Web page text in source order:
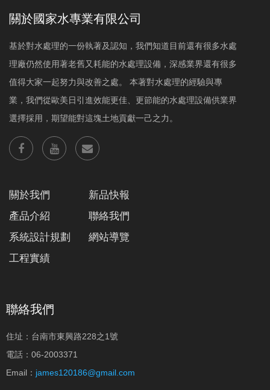
關於國家水專業有限公司
基於對水處理的一份執著及認知，我們知道目前還有很多水處
理廠仍然使用著老舊又耗能的水處理設備，深感業界還有很多
值得大家一起努力與改善之處。 本著對水處理的經驗與專
業，我們從歐美日引進效能更佳、更節能的水處理設備供業界
選擇採用，期望能對這塊土地貢獻一己之力。
關於我們
產品介紹
系統設計規劃
工程實績
新品快報
聯絡我們
網站導覽
聯絡我們
住址：台南市東興路228之1號
電話：06-2003371
Email： james120186@gmail.com